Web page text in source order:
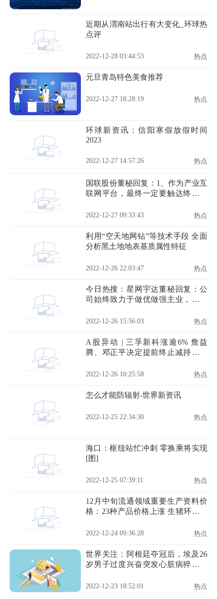
近期从渭南站出行有大变化_环球热
点评
2022-12-28 03:44:53 热点
元旦青岛特色美食推荐
2022-12-27 18:28:19 热点
环球新资讯：信阳寒假放假时间
2023
2022-12-27 14:57:26 热点
国联股份董秘回复：1、作为产业互
联网平台，最终一定要触达终端企
提质增效
2022-12-27 09:33:43 热点
利用“空天地网钻”等技术手段 全面
分析黑土地地表基质属性特征
2022-12-26 22:03:47 热点
今日热搜：星网宇达董秘回复：公
司始终致力于做优做强主业，不断
2022-12-26 15:56:03 热点
A股异动 | 三孚新科涨逾6% 詹益
腾、邓正平决定提前终止减持股份
2022-12-26 10:25:58 热点
怎么才能防辐射-世界新资讯
2022-12-25 22:34:30 热点
海口：枢纽站忙冲刺 零换乘将实现
[图]
2022-12-25 07:39:11 热点
12月中旬流通领域重要生产资料价
格：23种产品价格上涨 生猪环比降
2022-12-24 09:36:28 热点
世界关注：阿根廷夺冠后，埃及26
岁男子过度兴奋突发心脏病猝死，
2022-12-23 18:52:01 热点